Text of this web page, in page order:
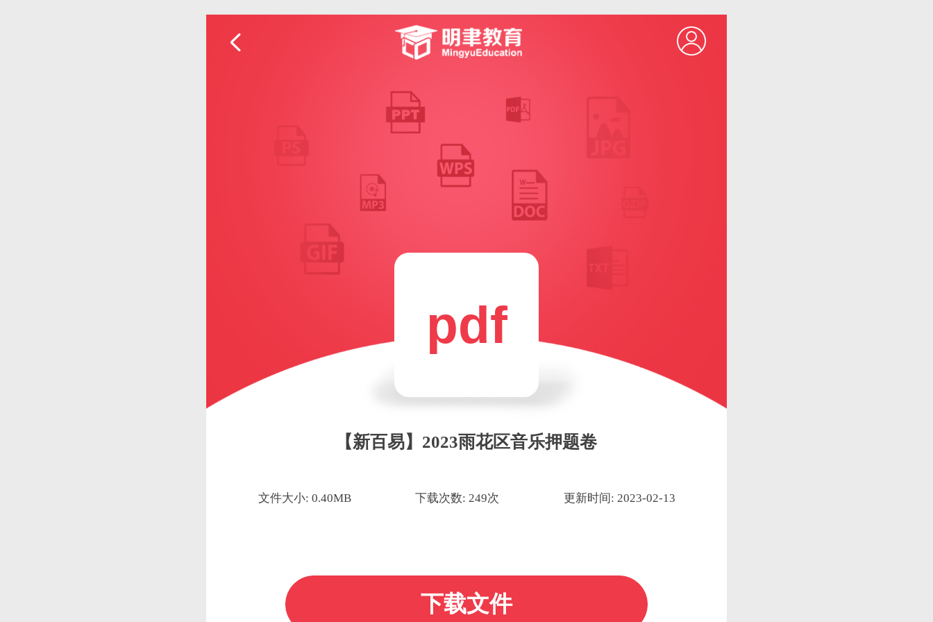
pdf
【新百易】2023雨花区音乐押题卷
文件大小: 0.40MB 下载次数: 249次 更新时间: 2023-02-13
下载文件